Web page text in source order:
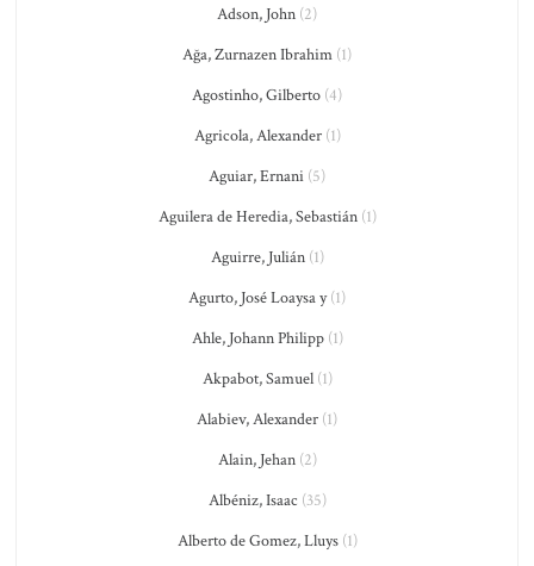
Adson, John (2)
Ağa, Zurnazen Ibrahim (1)
Agostinho, Gilberto (4)
Agricola, Alexander(1)
Aguiar, Ernani (5)
Aguilera de Heredia, Sebastián(1)
Aguirre, Julián(1)
Agurto, José Loaysa y(1)
Ahle, Johann Philipp(1)
Akpabot, Samuel(1)
Alabiev, Alexander (1)
Alain, Jehan(2)
Albéniz, Isaac (35)
Alberto de Gomez, Lluys(1)